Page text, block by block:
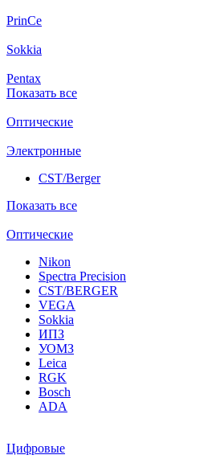
PrinCe
Sokkia
Pentax
Показать все
Оптические
Электронные
CST/Berger
Показать все
Оптические
Nikon
Spectra Precision
CST/BERGER
VEGA
Sokkia
ИПЗ
УОМЗ
Leica
RGK
Bosch
ADA
Цифровые